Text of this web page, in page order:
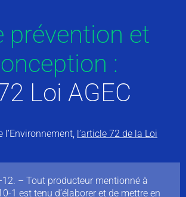
prévention et
:
Loi AGEC
l’Environnement, l’article 72 de la Loi
12. – Tout producteur mentionné à
1 est tenu d’élaborer et de mettre en